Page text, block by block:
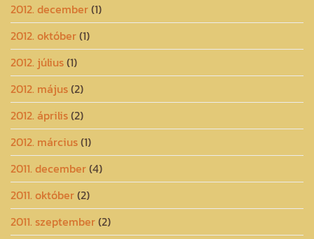
2012. december(1)
2012. október(1)
2012. július(1)
2012. május(2)
2012. április(2)
2012. március(1)
2011. december(4)
2011. október(2)
2011. szeptember(2)